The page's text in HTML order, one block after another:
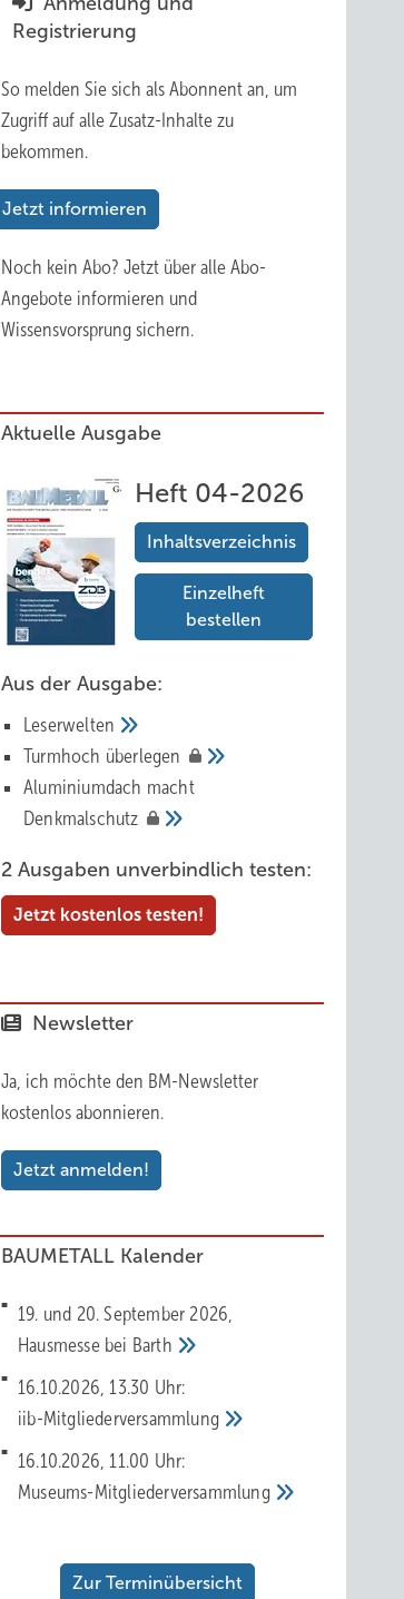
Registrierung
So melden Sie sich als Abonnent an, um
Zugriff auf alle Zusatz-Inhalte zu
bekommen.
Jetzt informieren
Noch kein Abo? Jetzt über alle Abo-
Angebote informieren und
Wissensvorsprung sichern.
Aktuelle Ausgabe
Heft 04-2026
Inhaltsverzeichnis
Einzelheft
bestellen
Aus der Ausgabe:
Leserwelten
Tur mhoch überlegen
Aluminiumdach macht
Denkmalschutz
2 Ausgaben unverbindlich testen:
Jetzt kostenlos testen!
Newsletter
Ja, ich möchte den BM-Newsletter
kostenlos abonnieren.
Jetzt anmelden!
BAUMETALL Kalender
19. und 20. September 2026,
Hausmesse bei Barth
16.10.2026, 13.30 Uhr:
iib-Mitgliederversammlung
16.10.2026, 11.00 Uhr:
Museums-Mitgliederversammlung
Zur Terminübersicht